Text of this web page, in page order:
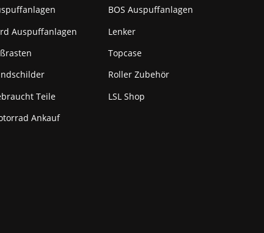
BOS Auspuffanlagen
Auspuffanlagen
Lenker
Topcase
Roller Zubehör
Teile
LSL Shop
Ankauf